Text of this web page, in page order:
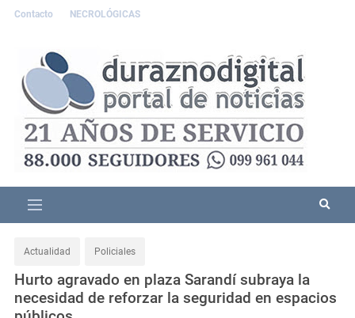
Contacto NECROLÓGICAS
Actualidad Policiales
Hurto agravado en plaza Sarandí subraya la
necesidad de reforzar la seguridad en espacios